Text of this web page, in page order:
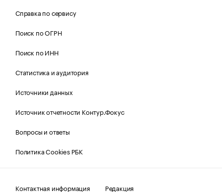
Справка по сервису
Поиск по ОГРН
Поиск по ИНН
Статистика и аудитория
Источники данных
Источник отчетности Контур.Фокус
Вопросы и ответы
Политика Cookies РБК
Контактная информация Редакция